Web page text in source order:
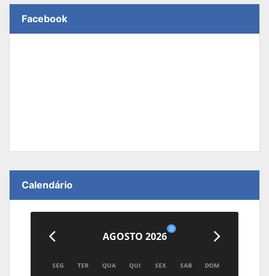
Facebook
Calendário
AGOSTO 2026
0
SEG TER QUA QUI SEX SAB DOM